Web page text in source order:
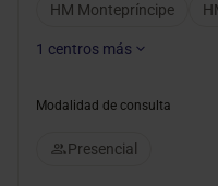
HM Montepríncipe
1 centros más
Modalidad de consulta
Presencial